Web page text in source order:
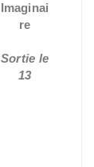
Imaginai
re
Sortie le
13